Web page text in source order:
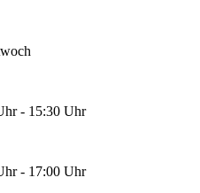
- 15:30 Uhr
- 17:00 Uhr